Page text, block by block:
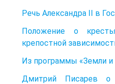
Речь Александра II в
Положение о
крепостной
Из программы «Земли и
Дмитрий Писарев о